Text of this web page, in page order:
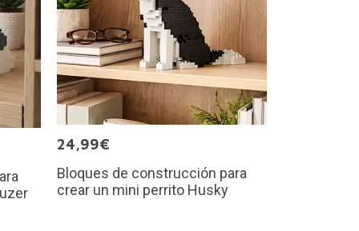
24,99€
Bloques de construcción para
crear un mini perrito Husky